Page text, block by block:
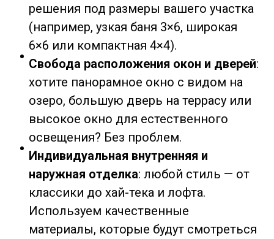
решения под размеры вашего участка
(например, узкая баня 3×6, широкая
6×6 или компактная 4×4).
Свобода расположения окон и дверей:
хотите панорамное окно с видом на
озеро, большую дверь на террасу или
высокое окно для естественного
освещения? Без проблем.
Индивидуальная внутренняя и
наружная отделка: любой стиль — от
классики до хай-тека и лофта.
Используем качественные
материалы, которые будут смотреться